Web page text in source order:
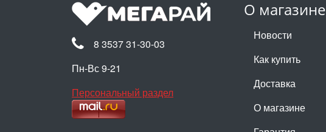
О магазине
Новости
Как купить
Доставка
О магазине
8 3537 31-30-03
Пн-Вс 9-21
Персональный раздел